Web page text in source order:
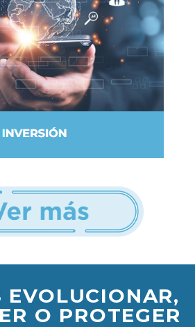
EVOLUCIONAR,
O PROTEGER